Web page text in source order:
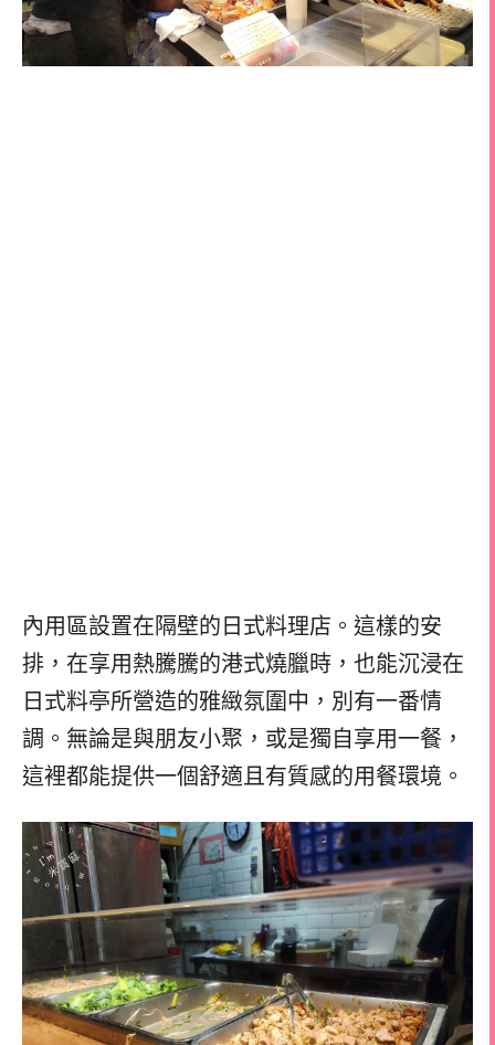
內用區設置在隔壁的日式料理店。這樣的安
排，在享用熱騰騰的港式燒臘時，也能沉浸在
日式料亭所營造的雅緻氛圍中，別有一番情
調。無論是與朋友小聚，或是獨自享用一餐，
這裡都能提供一個舒適且有質感的用餐環境。